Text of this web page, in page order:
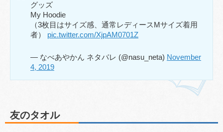
グッズ
My Hoodie
（3枚目はサイズ感、通常レディースMサイズ着用
者） pic.twitter.com/XjpAM0701Z
— なべあやかん ネタバレ (@nasu_neta) November
4, 2019
友のタオル